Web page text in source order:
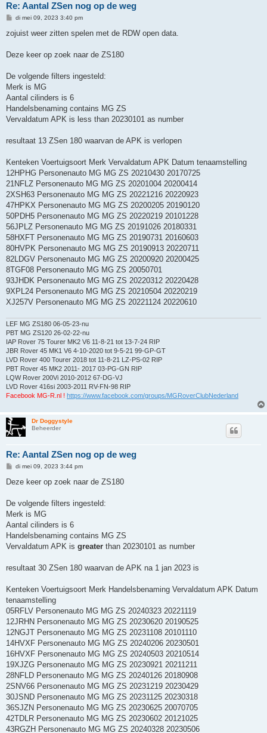
Re: Aantal ZSen nog op de weg
B
r
i
h
di mei 09, 2023 3:40 pm
zojuist weer zitten spelen met de RDW open data.
Deze keer op zoek naar de ZS180
De volgende filters ingesteld:
Merk is MG
Aantal cilinders is 6
Handelsbenaming contains MG ZS
Vervaldatum APK is less than 20230101 as number
resultaat 13 ZSen 180 waarvan de APK is verlopen
Kenteken Voertuigsoort Merk Vervaldatum APK Datum tenaamstelling
12HPHG Personenauto MG MG ZS 20210430 20170725
21NFLZ Personenauto MG MG ZS 20201004 20200414
2XSH63 Personenauto MG MG ZS 20221216 20220923
47HPKX Personenauto MG MG ZS 20200205 20190120
50PDH5 Personenauto MG MG ZS 20220219 20101228
56JPLZ Personenauto MG MG ZS 20191026 20180331
58HXFT Personenauto MG MG ZS 20190731 20160603
80HVPK Personenauto MG MG ZS 20190913 20220711
82LDGV Personenauto MG MG ZS 20200920 20200425
8TGF08 Personenauto MG MG ZS 20050701
93JHDK Personenauto MG MG ZS 20220312 20220428
9XPL24 Personenauto MG MG ZS 20210504 20220219
XJ257V Personenauto MG MG ZS 20221124 20220610
LEF MG ZS180 06-05-23-nu
PBT MG ZS120 26-02-22-nu
IAP Rover 75 Tourer MK2 V6 11-8-21 tot 13-7-24 RIP
JBR Rover 45 MK1 V6 4-10-2020 tot 9-5-21 99-GP-GT
LVD Rover 400 Tourer 2018 tot 11-8-21 LZ-PS-02 RIP
PBT Rover 45 MK2 2011- 2017 03-PG-GN RIP
LQW Rover 200Vi 2010-2012 67-DG-VJ
LVD Rover 416si 2003-2011 RV-FN-98 RIP
Facebook MG-R.nl ! https://www.facebook.com/groups/MGRoverClubNederland
Dr Doggystyle
Beheerder
Re: Aantal ZSen nog op de weg
B
r
h
di mei 09, 2023 3:44 pm
Deze keer op zoek naar de ZS180
De volgende filters ingesteld:
Merk is MG
Aantal cilinders is 6
Handelsbenaming contains MG ZS
Vervaldatum APK is greater than 20230101 as number
resultaat 30 ZSen 180 waarvan de APK na 1 jan 2023 is
Kenteken Voertuigsoort Merk Handelsbenaming Vervaldatum APK Datum
tenaamstelling
05RFLV Personenauto MG MG ZS 20240323 20221119
12JRHN Personenauto MG MG ZS 20230620 20190525
12NGJT Personenauto MG MG ZS 20231108 20101110
14HVXF Personenauto MG MG ZS 20240206 20230501
16HVXF Personenauto MG MG ZS 20240503 20210514
19XJZG Personenauto MG MG ZS 20230921 20211211
28NFLD Personenauto MG MG ZS 20240126 20180908
2SNV66 Personenauto MG MG ZS 20231219 20230429
30JSND Personenauto MG MG ZS 20231125 20230318
36SJZN Personenauto MG MG ZS 20230625 20070705
42TDLR Personenauto MG MG ZS 20230602 20121025
43RGZH Personenauto MG MG ZS 20240328 20230506